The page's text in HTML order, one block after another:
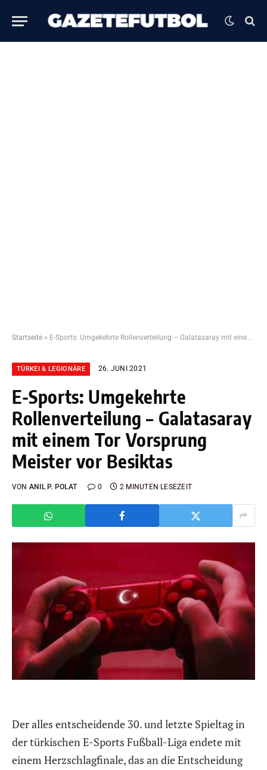
Startseite » E-Sports: Umgekehrte Rollenverteilung – Galatasaray mit einem Tor Vorsprung Meister vor Besiktas
TÜRKEI & LEGIONÄRE 26. JUNI 2021
E-Sports: Umgekehrte
Rollenverteilung – Galatasaray
mit einem Tor Vorsprung
Meister vor Besiktas
VON ANIL P. POLAT 0 2 MINUTEN LESEZEIT
Der alles entscheidende 30. und letzte Spieltag in
der türkischen E-Sports Fußball-Liga endete mit
einem Herzschlagfinale, das an die Entscheidung